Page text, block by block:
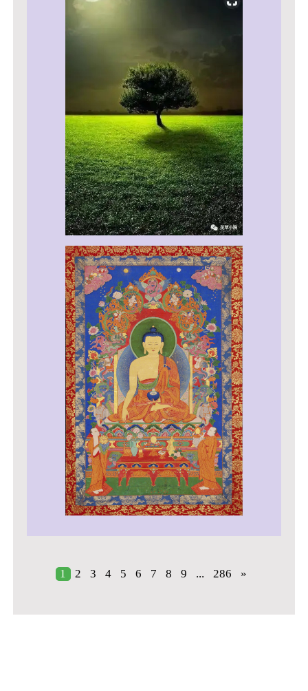
1 2 3 4 5 6 7 8 9 ... 286 »